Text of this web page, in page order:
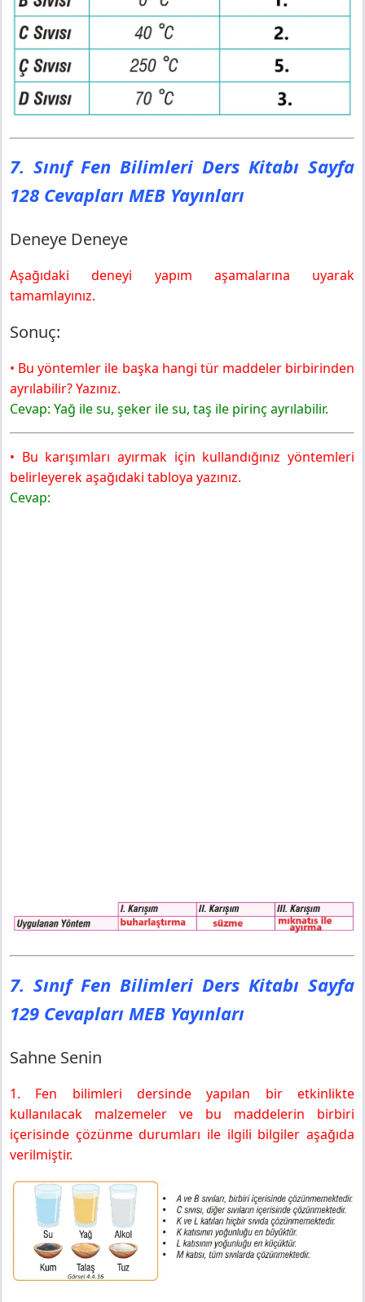
7. Sınıf Fen Bilimleri Ders Kitabı Sayfa
128 Cevapları MEB Yayınları
Deneye Deneye
Aşağıdaki deneyi yapım aşamalarına uyarak
tamamlayınız.
Sonuç:
• Bu yöntemler ile başka hangi tür maddeler birbirinden
ayrılabilir? Yazınız.
Cevap: Yağ ile su, şeker ile su, taş ile pirinç ayrılabilir.
• Bu karışımları ayırmak için kullandığınız yöntemleri
belirleyerek aşağıdaki tabloya yazınız.
Cevap:
7. Sınıf Fen Bilimleri Ders Kitabı Sayfa
129 Cevapları MEB Yayınları
Sahne Senin
1. Fen bilimleri dersinde yapılan bir etkinlikte
kullanılacak malzemeler ve bu maddelerin birbiri
içerisinde çözünme durumları ile ilgili bilgiler aşağıda
verilmiştir.